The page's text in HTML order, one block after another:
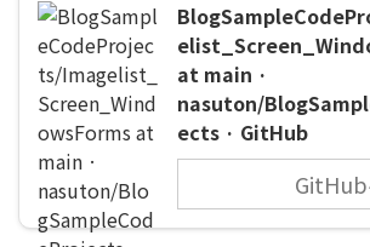
at main ·
nasuton/
ects · GitHub